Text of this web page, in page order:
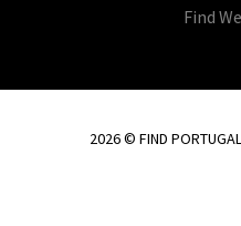
Find
2026 © FIND